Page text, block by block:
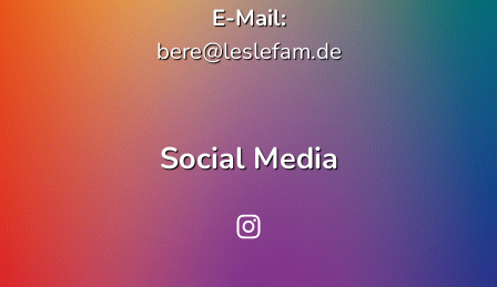
E-Mail:
bere@leslefam.de
Social Media